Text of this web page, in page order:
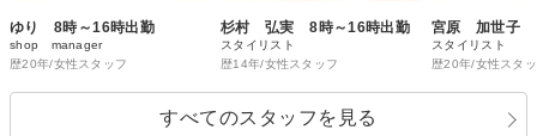
ゆり 8時～16時出勤
shop manager
歴20年/女性スタッフ
杉村 弘実 8時～16時出勤
スタイリスト
歴14年/女性スタッフ
宮原 加世子
スタイリスト
歴20年/女性スタ
すべてのスタッフを見る